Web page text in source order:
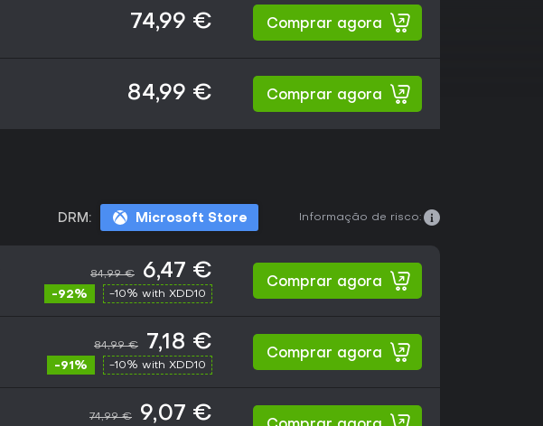
74,99 € Comprar agora
84,99 € Comprar agora
DRM: Microsoft Store Informação de risco:
84,99 € 6,47 €
-92% -10% with XDD10
Comprar agora
84,99 € 7,18 €
-91% -10% with XDD10
Comprar agora
74,99 € 9,07 €